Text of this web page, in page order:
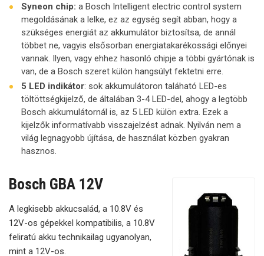
Syneon chip: a Bosch Intelligent electric control system
megoldásának a lelke, ez az egység segít abban, hogy a
szükséges energiát az akkumulátor biztosítsa, de annál
többet ne, vagyis elsősorban energiatakarékossági előnyei
vannak. Ilyen, vagy ehhez hasonló chipje a többi gyártónak is
van, de a Bosch szeret külön hangsúlyt fektetni erre.
5 LED indikátor: sok akkumulátoron taláható LED-es
töltöttségkijelző, de általában 3-4 LED-del, ahogy a legtöbb
Bosch akkumulátornál is, az 5 LED külön extra. Ezek a
kijelzők informatívabb visszajelzést adnak. Nyilván nem a
világ legnagyobb újítása, de használat közben gyakran
hasznos.
Bosch GBA 12V
A legkisebb akkucsalád, a 10.8V és
12V-os gépekkel kompatibilis, a 10.8V
feliratú akku technikailag ugyanolyan,
mint a 12V-os.